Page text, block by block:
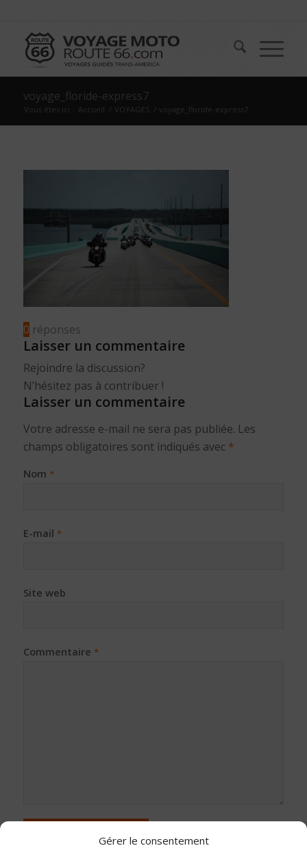
Gérer le consentement
voyage_floride-express7
Vous êtes ici : Accueil / VOYAGES / voyage_floride-express7
0 réponses
Laisser un commentaire
Rejoindre la discussion?
N’hésitez pas à contribuer !
Laisser un commentaire
Votre adresse e-mail ne sera pas publiée. Les
champs obligatoires sont indiqués avec *
Nom *
E-mail *
Site web
Commentaire *